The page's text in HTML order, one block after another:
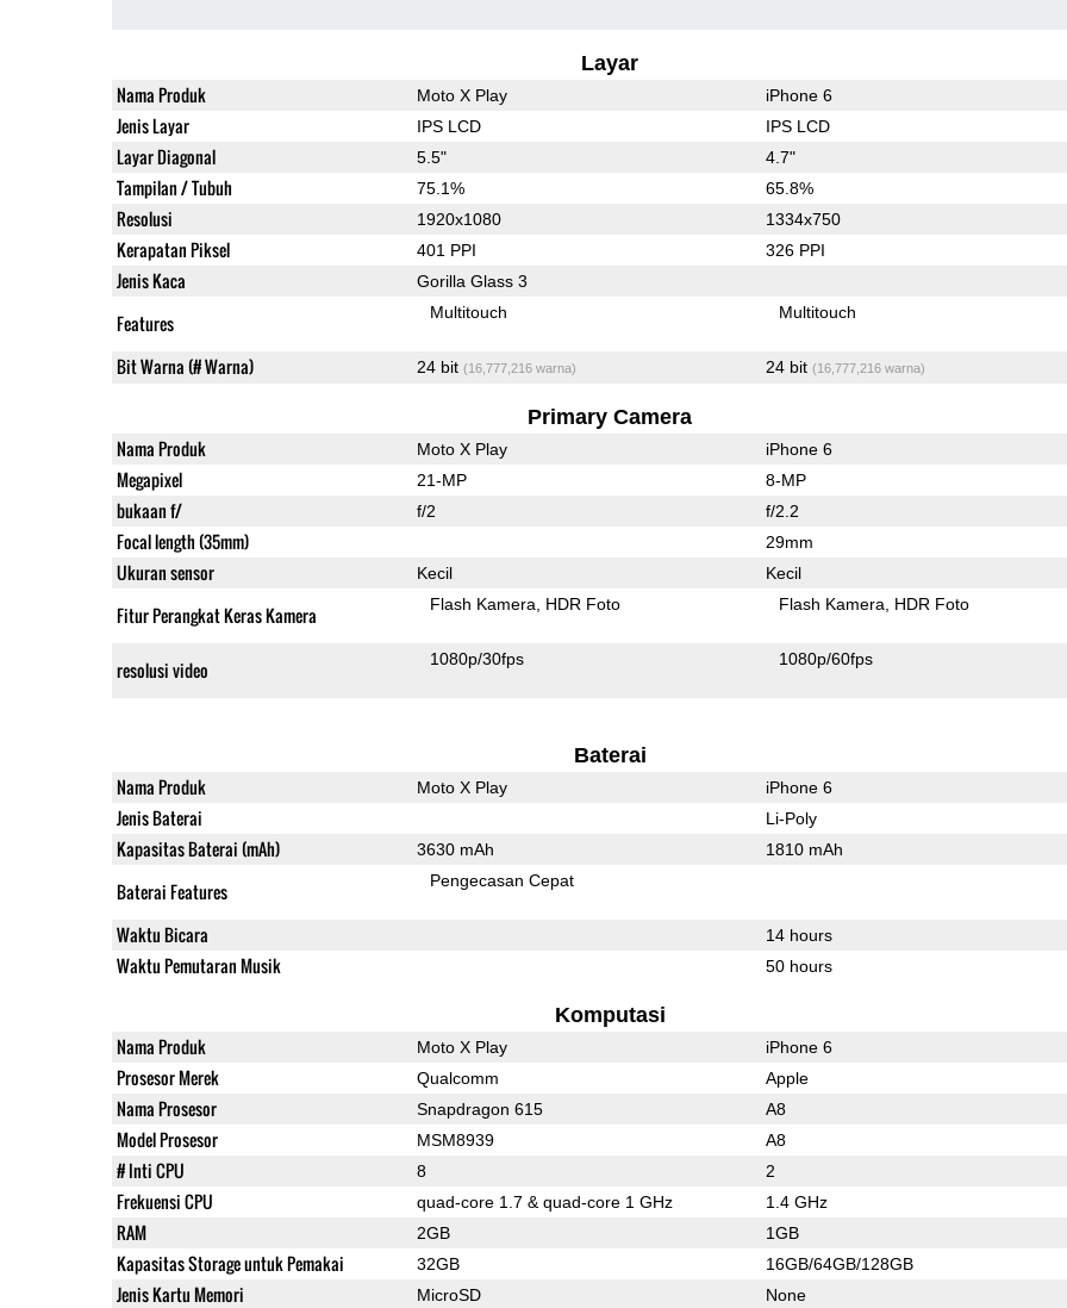
Layar
Nama Produk Moto X Play iPhone 6
Jenis Layar IPS LCD IPS LCD
Layar Diagonal 5.5" 4.7"
Tampilan / Tubuh 75.1% 65.8%
Resolusi 1920x1080 1334x750
Kerapatan Piksel 401 PPI 326 PPI
Jenis Kaca Gorilla Glass 3
Features Multitouch Multitouch
Bit Warna (# Warna) 24 bit (16,777,216 warna) 24 bit (16,777,216 warna)
Primary Camera
Nama Produk Moto X Play iPhone 6
Megapixel 21-MP 8-MP
bukaan f/ f/2 f/2.2
Focal length (35mm) 29mm
Ukuran sensor Kecil Kecil
Fitur Perangkat Keras Kamera Flash Kamera HDR Foto Flash Kamera HDR Foto
resolusi video 1080p/30fps 1080p/60fps
Baterai
Nama Produk Moto X Play iPhone 6
Jenis Baterai Li-Poly
Kapasitas Baterai (mAh) 3630 mAh 1810 mAh
Baterai Features Pengecasan Cepat
Waktu Bicara 14 hours
Waktu Pemutaran Musik 50 hours
Komputasi
Nama Produk Moto X Play iPhone 6
Prosesor Merek Qualcomm Apple
Nama Prosesor Snapdragon 615 A8
Model Prosesor MSM8939 A8
# Inti CPU 8 2
Frekuensi CPU quad-core 1.7 & quad-core 1 GHz 1.4 GHz
RAM 2GB 1GB
Kapasitas Storage untuk Pemakai 32GB 16GB/64GB/128GB
Jenis Kartu Memori MicroSD None